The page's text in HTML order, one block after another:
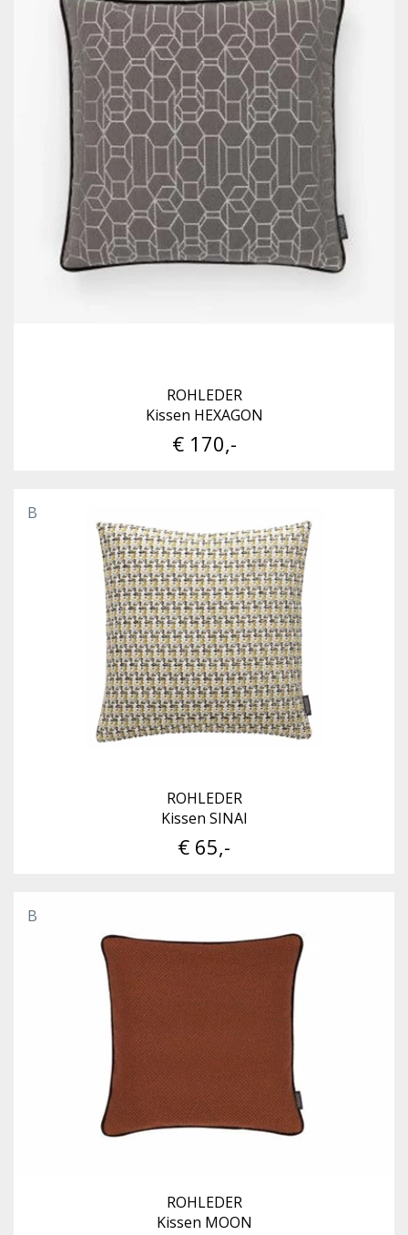
ROHLEDER
Kissen HEXAGON
€ 170,-
B
ROHLEDER
Kissen SINAI
€ 65,-
B
ROHLEDER
Kissen MOON